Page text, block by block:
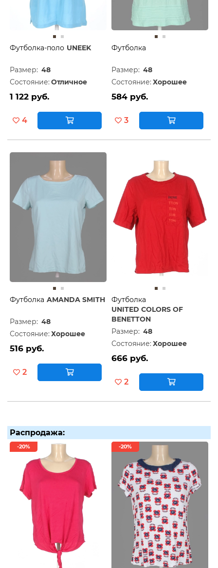
Футболка-поло UNEEK
Размер: 48
Состояние: Отличное
1 122 руб.
4
Футболка
Размер: 48
Состояние: Хорошее
584 руб.
3
Футболка AMANDA SMITH
Размер: 48
Состояние: Хорошее
516 руб.
2
Футболка
UNITED COLORS OF
BENETTON
Размер: 48
Состояние: Хорошее
666 руб.
2
Распродажа:
-20% -20%